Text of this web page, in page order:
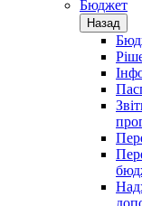
Бюджет
Назад